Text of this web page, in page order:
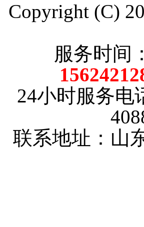
Copyright (C)
服务时间：
24小时服务电
联系地址：山